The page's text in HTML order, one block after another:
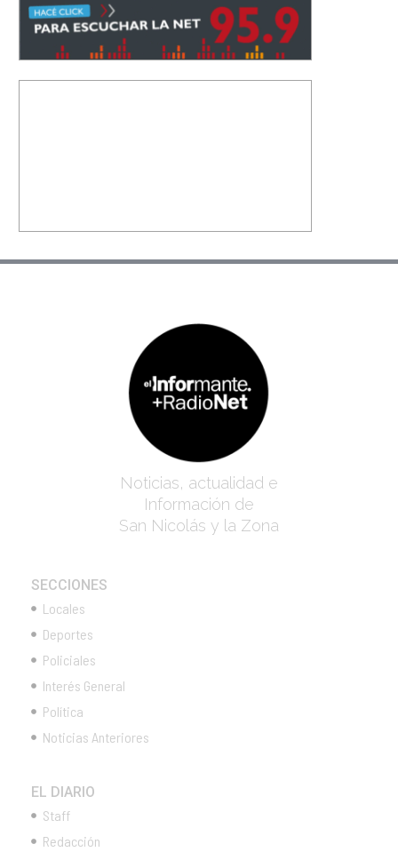
Noticias, actualidad e
Información de
San Nicolás y la Zona
SECCIONES
Locales
Deportes
Policiales
Interés General
Política
Noticias Anteriores
EL DIARIO
Staff
Redacción